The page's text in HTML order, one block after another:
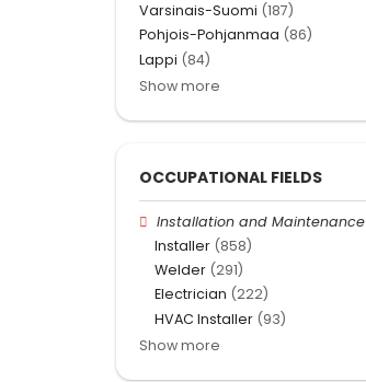
Varsinais-Suomi (187)
Pohjois-Pohjanmaa (86)
Lappi (84)
Show more
OCCUPATIONAL FIELDS
Installation and Maintenance
Installer (858)
Welder (291)
Electrician (222)
HVAC Installer (93)
Show more